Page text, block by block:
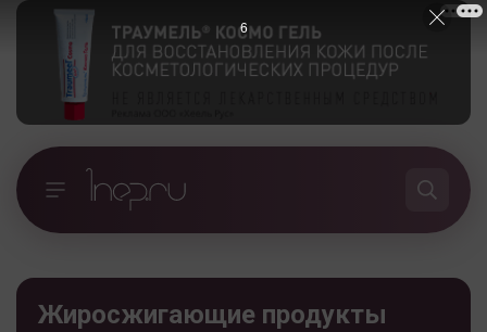
Жиросжигающие продукты
5